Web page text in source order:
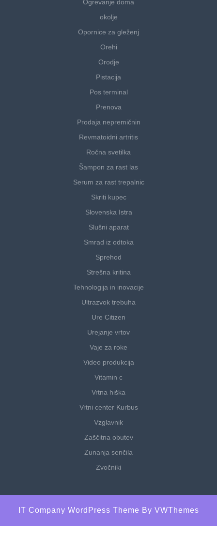
Ogrevanje doma
okolje
Opornice za gleženj
Orehi
Orodje
Pistacija
Pos terminal
Prenova
Prodaja nepremičnin
Revmatoidni artritis
Ročna svetilka
Šampon za rast las
Serum za rast trepalnic
Skriti kupec
Slovenska Istra
Slušni aparat
Smrad iz odtoka
Sprehod
Strešna kritina
Tehnologija in inovacije
Ultrazvok trebuha
Ure Citizen
Urejanje vrtov
Vaje za roke
Video produkcija
Vitamin c
Vrtna hiška
Vrtni center Kurbus
Vzglavnik
Zaščitna obutev
Zunanja senčila
Zvočniki
IT Company WordPress Theme By VWThemes